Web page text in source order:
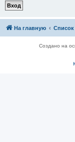
На главную
Создано на